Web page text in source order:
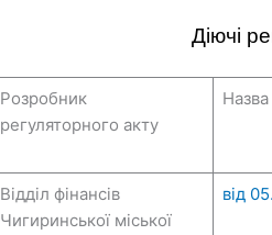
Діючі
Розробник
регуляторного акту
Відділ фінансів
Чигиринської міської
від